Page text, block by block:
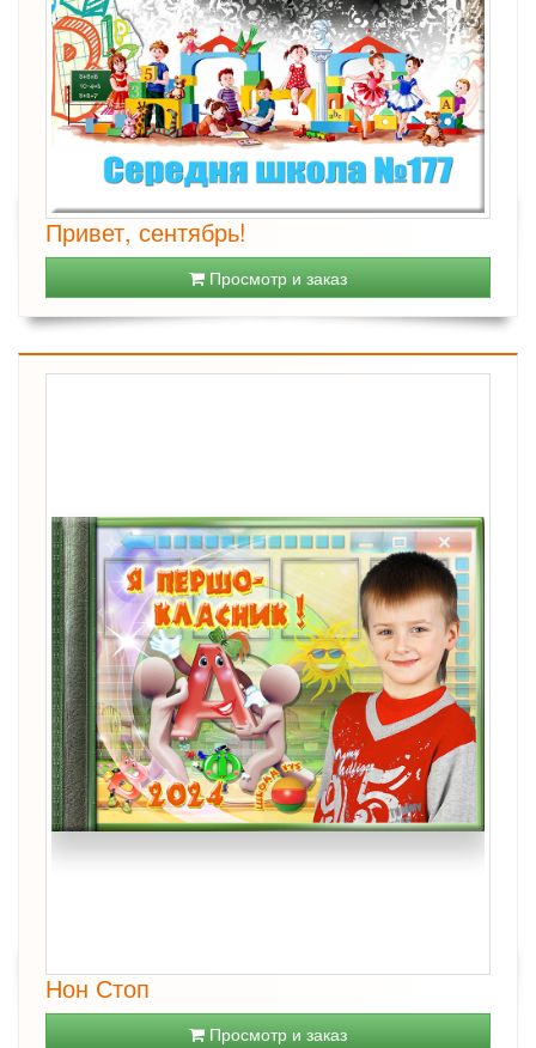
Привет, сентябрь!
Просмотр и заказ
Нон Стоп
Просмотр и заказ